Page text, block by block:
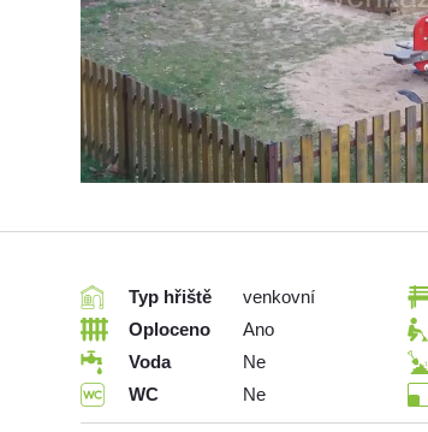
Typ hřiště
venkovní
Oploceno
Ano
Voda
Ne
WC
Ne